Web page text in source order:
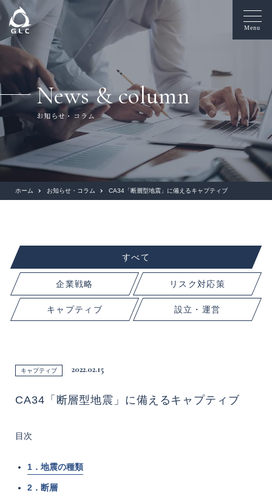
Menu
News & column
お知らせ・コラム
ホーム お知らせ・コラム CA34「断層型地震」に備えるキャプティブ
すべて
企業戦略 リスク対応策
キャプティブ 設立・運営
キャプティブ 2022.02.15
CA34「断層型地震」に備えるキャプティブ
目次
1．地震の種類
2．断層